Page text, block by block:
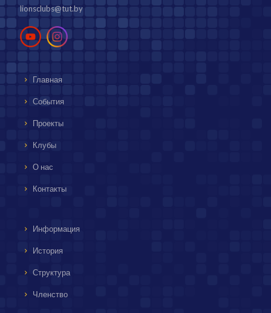
lionsclubs@tut.by
Главная
События
Проекты
Клубы
О нас
Контакты
Информация
История
Структура
Членство